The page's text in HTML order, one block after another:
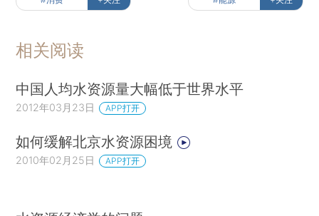
相关阅读
中国人均水资源量大幅低于世界水平
2012年03月23日 APP打开
如何缓解北京水资源困境
2010年02月25日 APP打开